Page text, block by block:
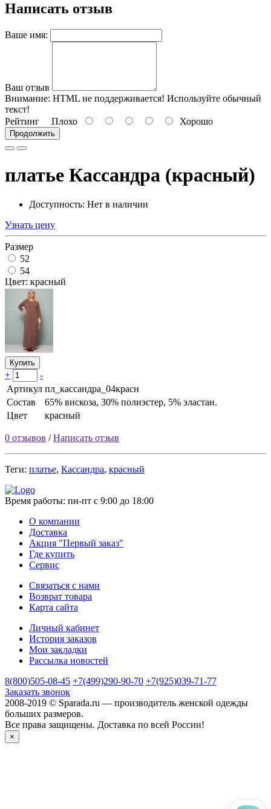
Написать отзыв
Ваше имя:
Ваш отзыв
Внимание: HTML не поддерживается! Используйте обычный
текст!
Рейтинг Плохо Хорошо
Продолжить
платье Кассандра (красный)
Доступность: Нет в наличии
Узнать цену
Размер
52
54
Цвет: красный
Купить
+
-
Артикул пл_кассандра_04красн
Состав
65% вискоза, 30% полиэстер, 5% эластан.
Цвет
красный
0 отзывов /Написать отзыв
Теги: платье, Кассандра, красный
Время работы: пн-пт с 9:00 до 18:00
О компании
Доставка
Акция "Первый заказ"
Где купить
Сервис
Связаться с нами
Возврат товара
Карта сайта
Личный кабинет
История заказов
Мои закладки
Рассылка новостей
8(800)505-08-45 +7(499)290-90-70 +7(925)039-71-77
Заказать звонок
2008-2019 © Sparada.ru — производитель женской одежды
больших размеров.
Все права защищены. Доставка по всей России!
×